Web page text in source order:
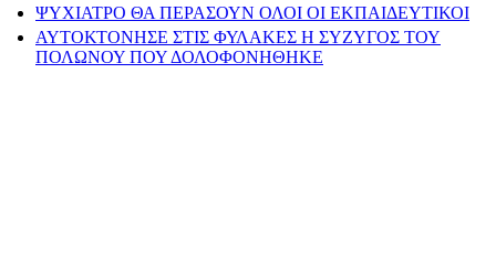
ΨΥΧΙΑΤΡΟ ΘΑ ΠΕΡΑΣΟΥΝ ΟΛΟΙ ΟΙ ΕΚΠΑΙΔΕΥΤΙΚΟΙ
ΑΥΤΟΚΤΟΝΗΣΕ ΣΤΙΣ ΦΥΛΑΚΕΣ Η ΣΥΖΥΓΟΣ ΤΟΥ
ΠΟΛΩΝΟΥ ΠΟΥ ΔΟΛΟΦΟΝΗΘΗΚΕ